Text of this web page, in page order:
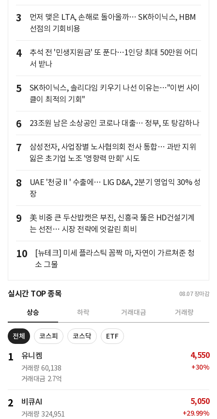
3
먼저 맺은 LTA, 손해로 돌아올까… SK하이닉스, HBM
선점의 기회비용
4
추석 전 '민생지원금' 또 푼다…1인당 최대 50만원 어디
서 받나
5
SK하이닉스, 솔리다임 키우기 나선 이유는…"이번 사이
클이 최적의 기회"
6 23조원 남은 소상공인 코로나 대출… 정부, 또 탕감하나
7
삼성전자, 사업장별 노사협의회 전사 통합… 과반 지위
잃은 초기업 노조 '영향력 만회' 시도
8
UAE '천궁Ⅱ' 수출에… LIG D&A, 2분기 영업익 30% 성
장
9
美 비중 큰 두산밥캣은 부진, 신흥국 뚫은 HD건설기계
는 선전… 시장 전략에 엇갈린 희비
10
[뉴테크] 미세 플라스틱 꼼짝 마, 자연이 가르쳐준 청
소 그물
실시간 TOP 종목 08.07 장마감
상승 하락 거래대금 거래량
전체 코스피 코스닥 ETF
1 유니켐
거래량 60,138
거래대금 2.7억
4,550
+30%
2 비큐AI
거래량 324,951
5,050
+29.99%